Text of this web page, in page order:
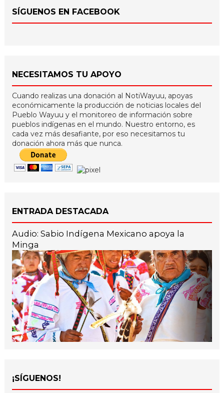
SÍGUENOS EN FACEBOOK
NECESITAMOS TU APOYO
Cuando realizas una donación al NotiWayuu, apoyas
económicamente la producción de noticias locales del
Pueblo Wayuu y el monitoreo de información sobre
pueblos indígenas en el mundo. Nuestro entorno, es
cada vez más desafiante, por eso necesitamos tu
donación ahora más que nunca.
ENTRADA DESTACADA
Audio: Sabio Indígena Mexicano apoya la
Minga
¡SÍGUENOS!